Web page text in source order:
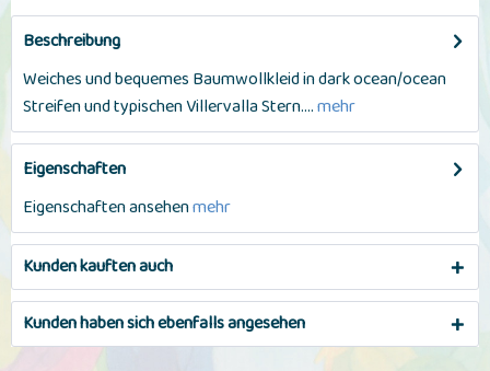
Beschreibung
Weiches und bequemes Baumwollkleid in dark ocean/ocean
Streifen und typischen Villervalla Stern....mehr
Eigenschaften
Eigenschaften ansehenmehr
Kunden kauften auch
Kunden haben sich ebenfalls angesehen